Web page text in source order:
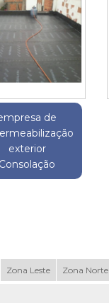
de
exterior
Consolação
Zona Leste Zona Norte